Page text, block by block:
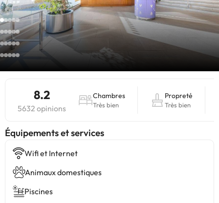
8.2
5632 opinions
Chambres
Très bien
Propreté
Très bien
​Équipements et services
Wifi et Internet
Animaux domestiques
Piscines